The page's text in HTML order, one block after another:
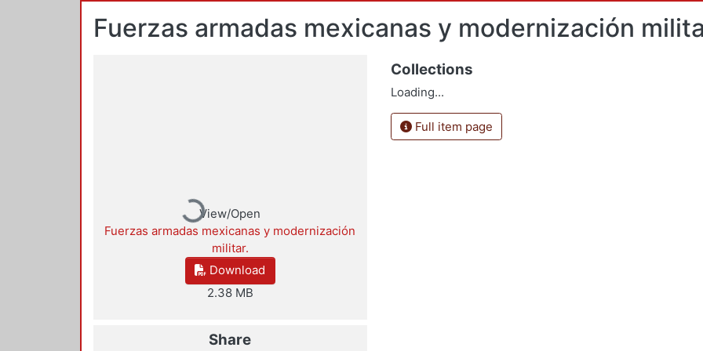
Fuerzas armadas mexicanas y modernización
Loading...
View/Open
Fuerzas armadas mexicanas y modernización
militar.
Download
2.38 MB
Share
Collections
Loading...
Full item page